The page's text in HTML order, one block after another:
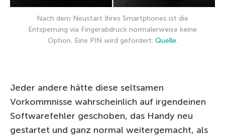
Nach dem Neustart Ihres Smartphones ist die
Entsperrung via Fingerabdruck normalerweise keine
Option. Eine PIN wird gefordert. Quelle.
Jeder andere hätte diese seltsamen
Vorkommnisse wahrscheinlich auf irgendeinen
Softwarefehler geschoben, das Handy neu
gestartet und ganz normal weitergemacht, als